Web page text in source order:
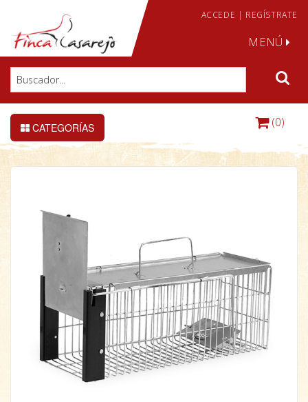
ACCEDE | REGÍSTRATE
MENÚ
CATEGORÍAS (0)